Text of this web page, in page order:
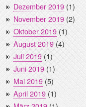
Dezember 2019(1)
November 2019(2)
Oktober 2019(1)
August 2019(4)
Juli 2019(1)
Juni 2019(1)
Mai 2019(5)
April 2019(1)